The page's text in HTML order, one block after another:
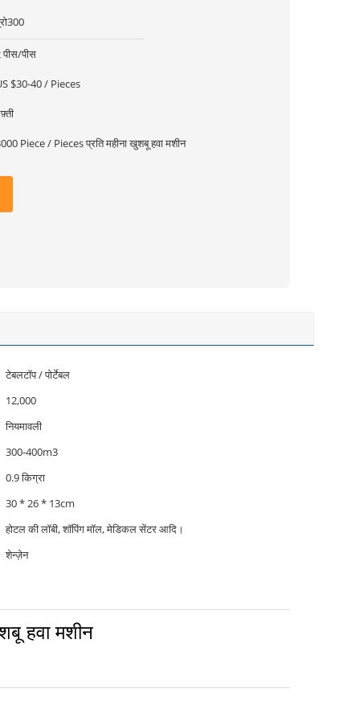
पीस/पीस
US $30-40 / Pieces
Piece / Pieces प्रति महीना खुशबू हवा मशीन
टेबलटॉप / पोर्टेबल
12,000
नियमावली
300-400m3
0.9 किग्रा
30 * 26 * 13cm
होटल की लॉबी, शॉपिंग मॉल, मेडिकल सेंटर आदि।
शेन्ज़ेन
हवा मशीन